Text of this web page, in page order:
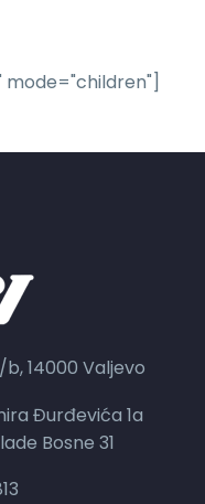
14000 Valjevo
Đurđevića 1a
Bosne 31